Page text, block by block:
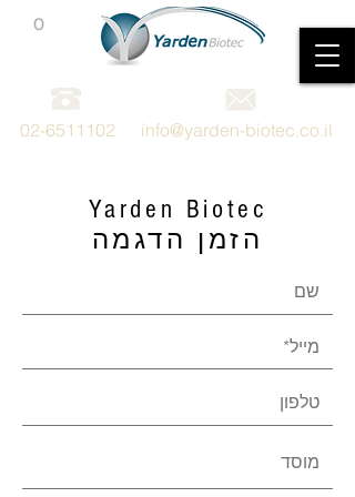
02-6511102 info@yarden-biotec.co.il
0
Yarden Biotec
הזמן הדגמה